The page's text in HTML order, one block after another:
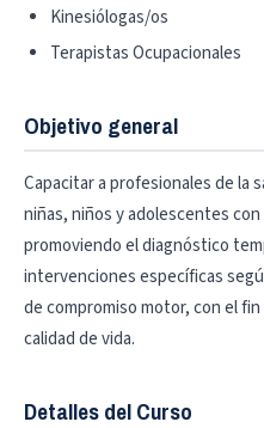
Kinesiólogas/os
Terapistas Ocupacionales
Objetivo general
Capacitar a profesionales de la
niñas, niños y adolescentes
promoviendo el diagnóstico
intervenciones específicas
de compromiso motor, con el
calidad de vida.
Detalles del Curso